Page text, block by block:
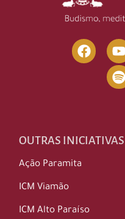
OUTRAS INICIATIVAS
Ação Paramita
ICM Viamão
ICM Alto Paraíso